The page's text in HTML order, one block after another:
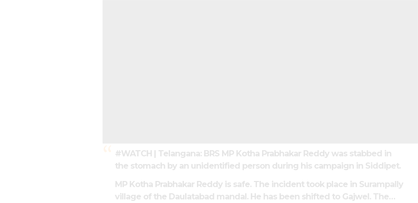
#WATCH | Telangana: BRS MP Kotha Prabhakar Reddy was stabbed in
the stomach by an unidentified person during his campaign in Siddipet.
MP Kotha Prabhakar Reddy is safe. The incident took place in Surampally
village of the Daulatabad mandal. He has been shifted to Gajwel. The…